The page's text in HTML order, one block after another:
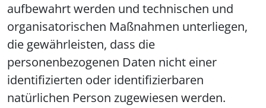
aufbewahrt werden und technischen und
organisatorischen Maßnahmen unterliegen,
die gewährleisten, dass die
personenbezogenen Daten nicht einer
identifizierten oder identifizierbaren
natürlichen Person zugewiesen werden.